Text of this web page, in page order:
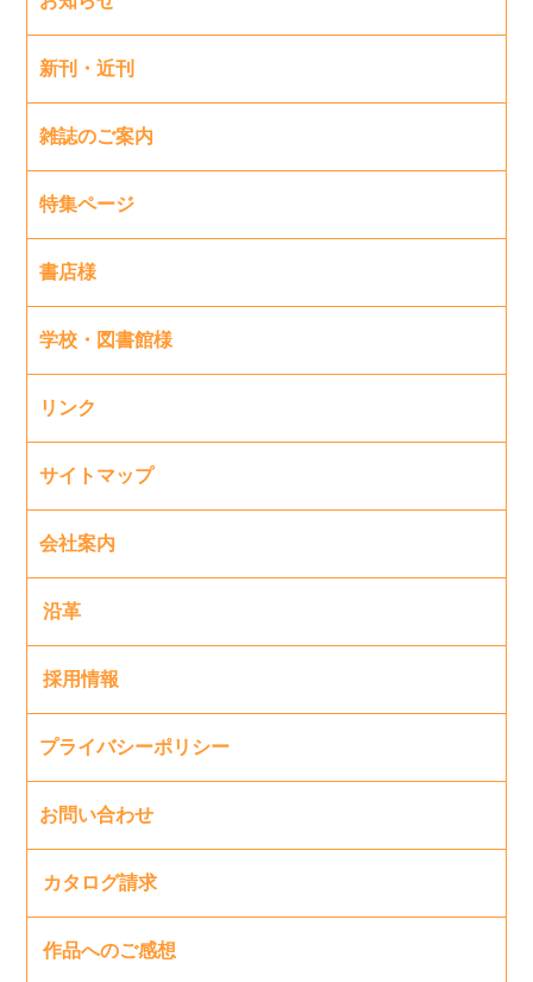
新刊・近刊
雑誌のご案内
特集ページ
書店様
学校・図書館様
リンク
サイトマップ
会社案内
沿革
採用情報
プライバシーポリシー
お問い合わせ
カタログ請求
作品へのご感想